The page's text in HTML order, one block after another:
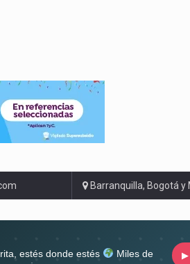
Barranquilla, Bogotá y
estés donde estés
Miles de
▶